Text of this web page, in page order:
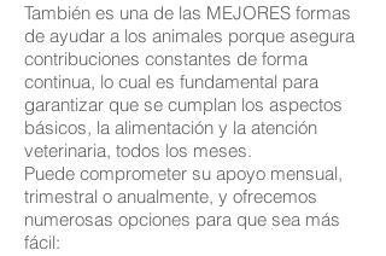
También es una de las MEJORES formas
de ayudar a los animales porque asegura
contribuciones constantes de forma
continua, lo cual es fundamental para
garantizar que se cumplan los aspectos
básicos, la alimentación y la atención
veterinaria, todos los meses.
Puede comprometer su apoyo mensual,
trimestral o anualmente, y ofrecemos
numerosas opciones para que sea más
fácil: